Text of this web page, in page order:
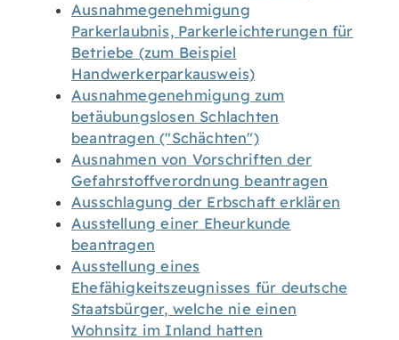
Ausnahmegenehmigung
Parkerlaubnis, Parkerleichterungen für
Betriebe (zum Beispiel
Handwerkerparkausweis)
Ausnahmegenehmigung zum
betäubungslosen Schlachten
beantragen ("Schächten")
Ausnahmen von Vorschriften der
Gefahrstoffverordnung beantragen
Ausschlagung der Erbschaft erklären
Ausstellung einer Eheurkunde
beantragen
Ausstellung eines
Ehefähigkeitszeugnisses für deutsche
Staatsbürger, welche nie einen
Wohnsitz im Inland hatten